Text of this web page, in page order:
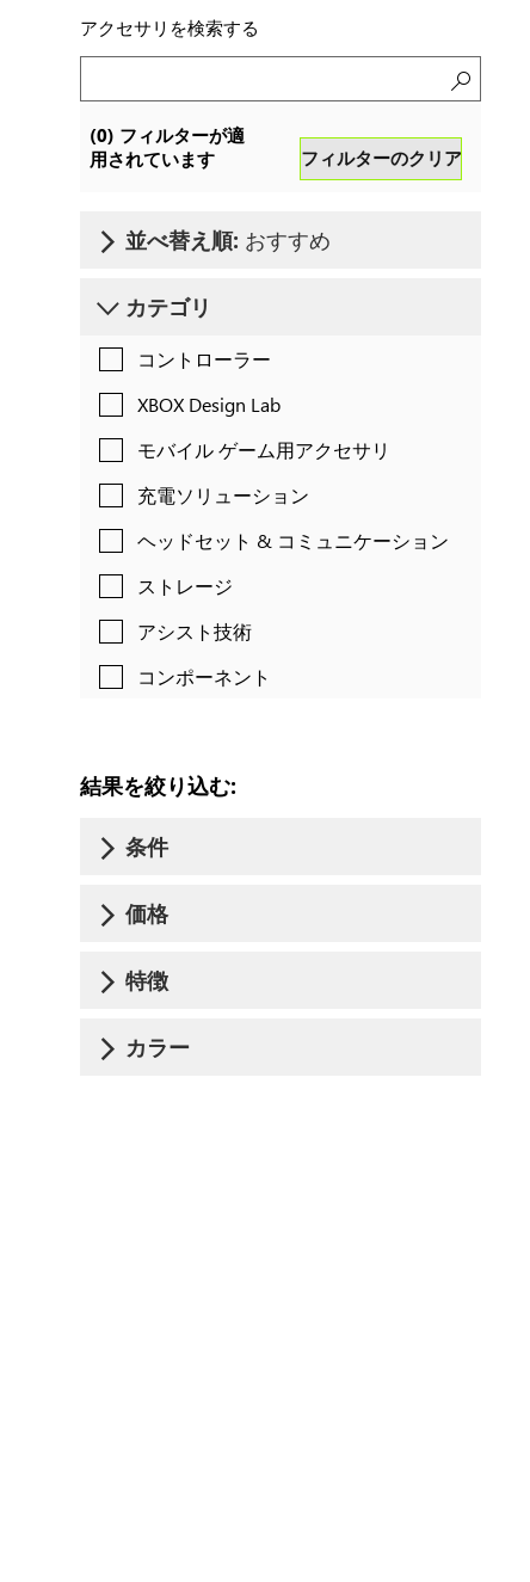
アクセサリを検索する
ク
セ
(0) フィルターが適
用されています
フィルターのクリア
並べ替え順: おすすめ
カテゴリ
コントローラー
XBOX Design Lab
モバイル ゲーム用アクセサリ
充電ソリューション
ヘッドセット & コミュニケーション
ストレージ
アシスト技術
コンポーネント
結果を絞り込む:
条件
価格
特徴
カラー